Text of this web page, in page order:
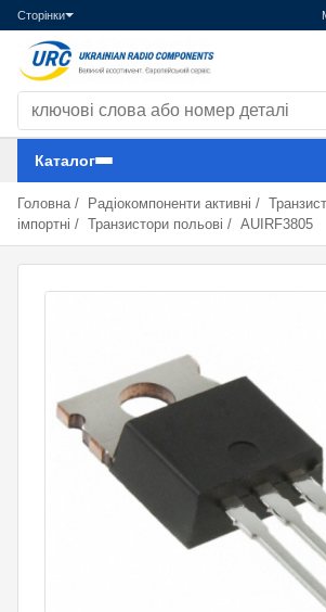
Сторінки
Пошук компонентів
Каталог
Головна / Радіокомпоненти активні /
імпортні / Транзистори польові / AUIRF3805